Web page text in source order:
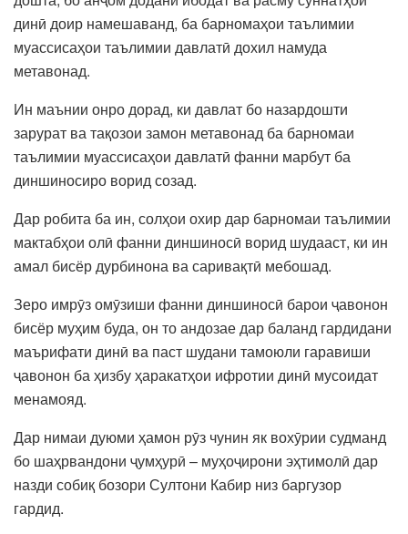
динӣ доир намешаванд, ба барномаҳои таълимии
муассисаҳои таълимии давлатӣ дохил намуда
метавонад.
Ин маънии онро дорад, ки давлат бо назардошти
зарурат ва тақозои замон метавонад ба барномаи
таълимии муассисаҳои давлатӣ фанни марбут ба
диншиносиро ворид созад.
Дар робита ба ин, солҳои охир дар барномаи таълимии
мактабҳои олӣ фанни диншиносӣ ворид шудааст, ки ин
амал бисёр дурбинона ва саривақтӣ мебошад.
Зеро имрӯз омӯзиши фанни диншиносӣ барои ҷавонон
бисёр муҳим буда, он то андозае дар баланд гардидани
маърифати динӣ ва паст шудани тамоюли гаравиши
ҷавонон ба ҳизбу ҳаракатҳои ифротии динӣ мусоидат
менамояд.
Дар нимаи дуюми ҳамон рӯз чунин як вохӯрии судманд
бо шаҳрвандони ҷумҳурӣ – муҳоҷирони эҳтимолӣ дар
назди собиқ бозори Султони Кабир низ баргузор
гардид.